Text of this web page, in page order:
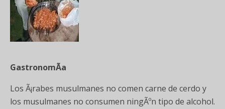
GastronomÃ­a
Los Ã¡rabes musulmanes no comen carne de cerdo y
los musulmanes no consumen ningÃºn tipo de alcohol.